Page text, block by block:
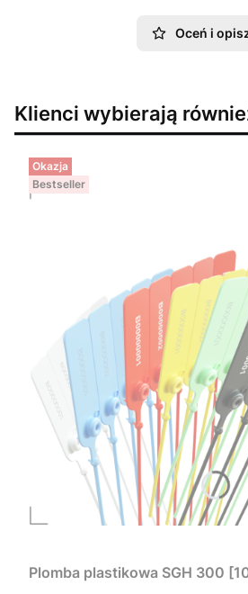
Oceń i
Klienci wybierają
Okazja
Bestseller
Plomba plastikowa SGH 300